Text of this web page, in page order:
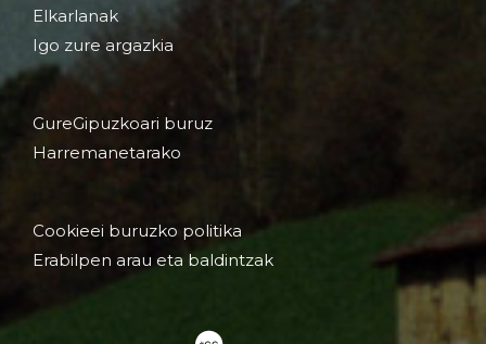
Elkarlanak
Igo zure argazkia
GureGipuzkoari buruz
Harremanetarako
Cookieei buruzko politika
Erabilpen arau eta baldintzak